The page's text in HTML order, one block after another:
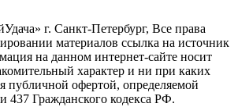
г. Санкт-Петербург, Все права
материалов ссылка на источник
на данном интернет-сайте носит
характер и ни при каких
публичной офертой, определяемой
437 Гражданского кодекса РФ.